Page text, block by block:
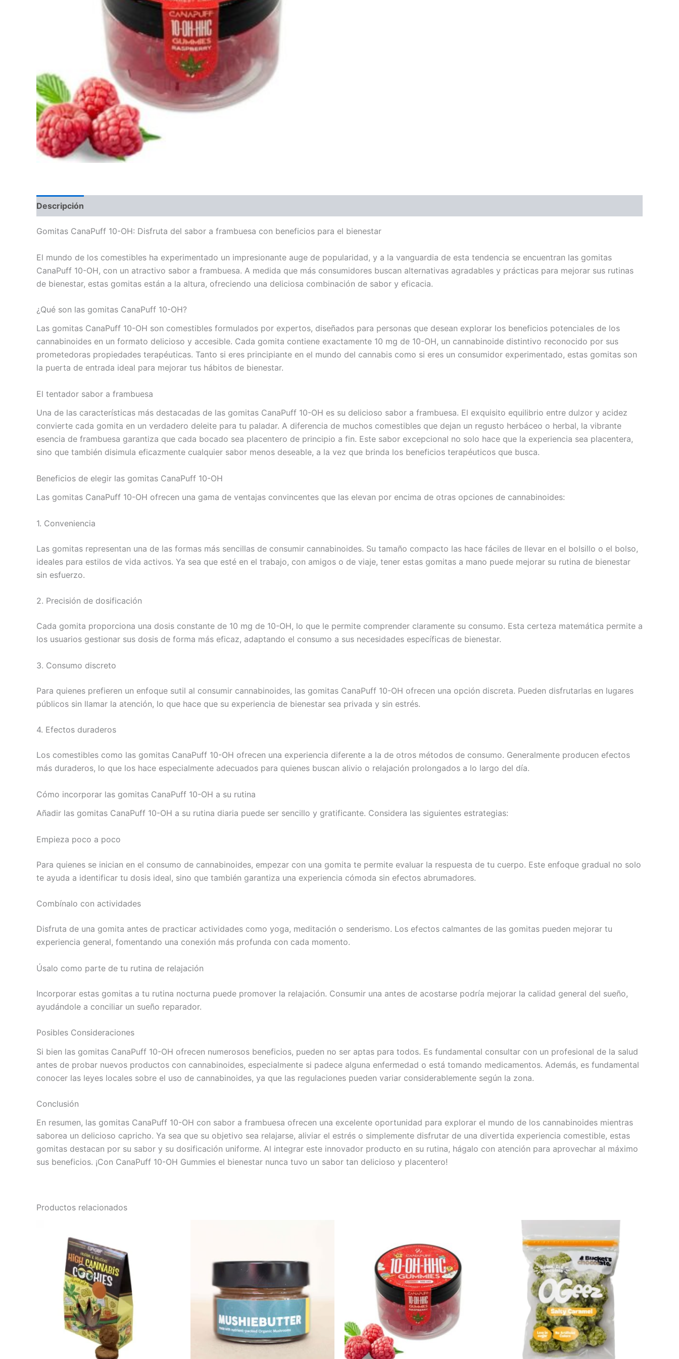
Descripción
Gomitas CanaPuff 10-OH: Disfruta del sabor a frambuesa con beneficios para el bienestar
El mundo de los comestibles ha experimentado un impresionante auge de popularidad, y a la vanguardia de esta tendencia se encuentran las gomitas
CanaPuff 10-OH, con un atractivo sabor a frambuesa. A medida que más consumidores buscan alternativas agradables y prácticas para mejorar sus rutinas
de bienestar, estas gomitas están a la altura, ofreciendo una deliciosa combinación de sabor y eficacia.
¿Qué son las gomitas CanaPuff 10-OH?
Las gomitas CanaPuff 10-OH son comestibles formulados por expertos, diseñados para personas que desean explorar los beneficios potenciales de los
cannabinoides en un formato delicioso y accesible. Cada gomita contiene exactamente 10 mg de 10-OH, un cannabinoide distintivo reconocido por sus
prometedoras propiedades terapéuticas. Tanto si eres principiante en el mundo del cannabis como si eres un consumidor experimentado, estas gomitas son
la puerta de entrada ideal para mejorar tus hábitos de bienestar.
El tentador sabor a frambuesa
Una de las características más destacadas de las gomitas CanaPuff 10-OH es su delicioso sabor a frambuesa. El exquisito equilibrio entre dulzor y acidez
convierte cada gomita en un verdadero deleite para tu paladar. A diferencia de muchos comestibles que dejan un regusto herbáceo o herbal, la vibrante
esencia de frambuesa garantiza que cada bocado sea placentero de principio a fin. Este sabor excepcional no solo hace que la experiencia sea placentera,
sino que también disimula eficazmente cualquier sabor menos deseable, a la vez que brinda los beneficios terapéuticos que busca.
Beneficios de elegir las gomitas CanaPuff 10-OH
Las gomitas CanaPuff 10-OH ofrecen una gama de ventajas convincentes que las elevan por encima de otras opciones de cannabinoides:
1. Conveniencia
Las gomitas representan una de las formas más sencillas de consumir cannabinoides. Su tamaño compacto las hace fáciles de llevar en el bolsillo o el bolso,
ideales para estilos de vida activos. Ya sea que esté en el trabajo, con amigos o de viaje, tener estas gomitas a mano puede mejorar su rutina de bienestar
sin esfuerzo.
2. Precisión de dosificación
Cada gomita proporciona una dosis constante de 10 mg de 10-OH, lo que le permite comprender claramente su consumo. Esta certeza matemática permite a
los usuarios gestionar sus dosis de forma más eficaz, adaptando el consumo a sus necesidades específicas de bienestar.
3. Consumo discreto
Para quienes prefieren un enfoque sutil al consumir cannabinoides, las gomitas CanaPuff 10-OH ofrecen una opción discreta. Pueden disfrutarlas en lugares
públicos sin llamar la atención, lo que hace que su experiencia de bienestar sea privada y sin estrés.
4. Efectos duraderos
Los comestibles como las gomitas CanaPuff 10-OH ofrecen una experiencia diferente a la de otros métodos de consumo. Generalmente producen efectos
más duraderos, lo que los hace especialmente adecuados para quienes buscan alivio o relajación prolongados a lo largo del día.
Cómo incorporar las gomitas CanaPuff 10-OH a su rutina
Añadir las gomitas CanaPuff 10-OH a su rutina diaria puede ser sencillo y gratificante. Considera las siguientes estrategias:
Empieza poco a poco
Para quienes se inician en el consumo de cannabinoides, empezar con una gomita te permite evaluar la respuesta de tu cuerpo. Este enfoque gradual no solo
te ayuda a identificar tu dosis ideal, sino que también garantiza una experiencia cómoda sin efectos abrumadores.
Combínalo con actividades
Disfruta de una gomita antes de practicar actividades como yoga, meditación o senderismo. Los efectos calmantes de las gomitas pueden mejorar tu
experiencia general, fomentando una conexión más profunda con cada momento.
Úsalo como parte de tu rutina de relajación
Incorporar estas gomitas a tu rutina nocturna puede promover la relajación. Consumir una antes de acostarse podría mejorar la calidad general del sueño,
ayudándole a conciliar un sueño reparador.
Posibles Consideraciones
Si bien las gomitas CanaPuff 10-OH ofrecen numerosos beneficios, pueden no ser aptas para todos. Es fundamental consultar con un profesional de la salud
antes de probar nuevos productos con cannabinoides, especialmente si padece alguna enfermedad o está tomando medicamentos. Además, es fundamental
conocer las leyes locales sobre el uso de cannabinoides, ya que las regulaciones pueden variar considerablemente según la zona.
Conclusión
En resumen, las gomitas CanaPuff 10-OH con sabor a frambuesa ofrecen una excelente oportunidad para explorar el mundo de los cannabinoides mientras
saborea un delicioso capricho. Ya sea que su objetivo sea relajarse, aliviar el estrés o simplemente disfrutar de una divertida experiencia comestible, estas
gomitas destacan por su sabor y su dosificación uniforme. Al integrar este innovador producto en su rutina, hágalo con atención para aprovechar al máximo
sus beneficios. ¡Con CanaPuff 10-OH Gummies el bienestar nunca tuvo un sabor tan delicioso y placentero!
Productos relacionados